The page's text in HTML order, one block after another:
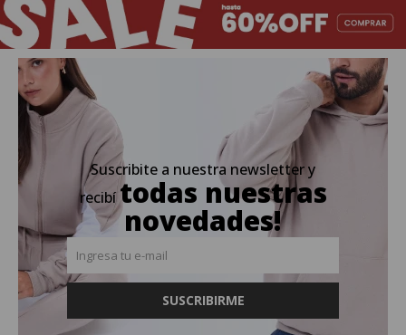
Suscribite a nuestra newsletter y
recibí todas nuestras
novedades!
SUSCRIBIRME